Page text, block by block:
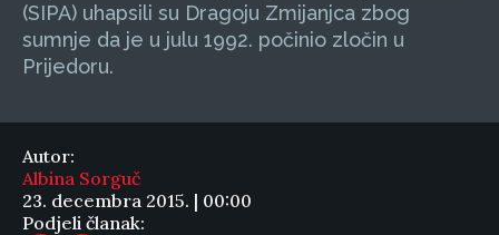
(SIPA) uhapsili su Dragoju Zmijanjca zbog
sumnje da je u julu 1992. počinio zločin u
Prijedoru.
Autor:
Albina Sorguč
23. decembra 2015. | 00:00
Podjeli članak: